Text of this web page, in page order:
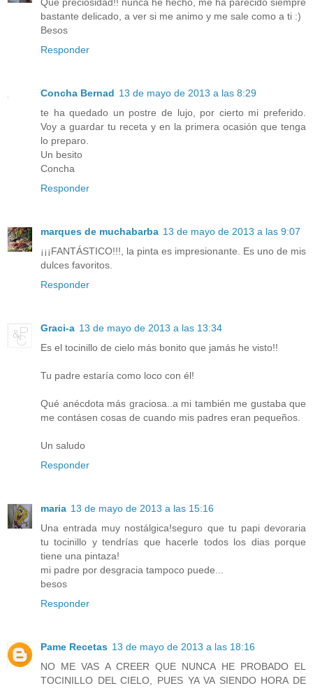
Que preciosidad!! nunca he hecho, me ha parecido siempre
bastante delicado, a ver si me animo y me sale como a ti :)
Besos
Responder
Concha Bernad 13 de mayo de 2013 a las 8:29
te ha quedado un postre de lujo, por cierto mi preferido.
Voy a guardar tu receta y en la primera ocasión que tenga
lo preparo.
Un besito
Concha
Responder
marques de muchabarba 13 de mayo de 2013 a las 9:07
¡¡¡FANTÁSTICO!!!, la pinta es impresionante. Es uno de mis
dulces favoritos.
Responder
Graci-a 13 de mayo de 2013 a las 13:34
Es el tocinillo de cielo más bonito que jamás he visto!!
Tu padre estaría como loco con él!
Qué anécdota más graciosa..a mi también me gustaba que
me contásen cosas de cuando mis padres eran pequeños.
Un saludo
Responder
maria 13 de mayo de 2013 a las 15:16
Una entrada muy nostálgica!seguro que tu papi devoraria
tu tocinillo y tendrías que hacerle todos los dias porque
tiene una pintaza!
mi padre por desgracia tampoco puede...
besos
Responder
Pame Recetas 13 de mayo de 2013 a las 18:16
NO ME VAS A CREER QUE NUNCA HE PROBADO EL
TOCINILLO DEL CIELO, PUES YA VA SIENDO HORA DE